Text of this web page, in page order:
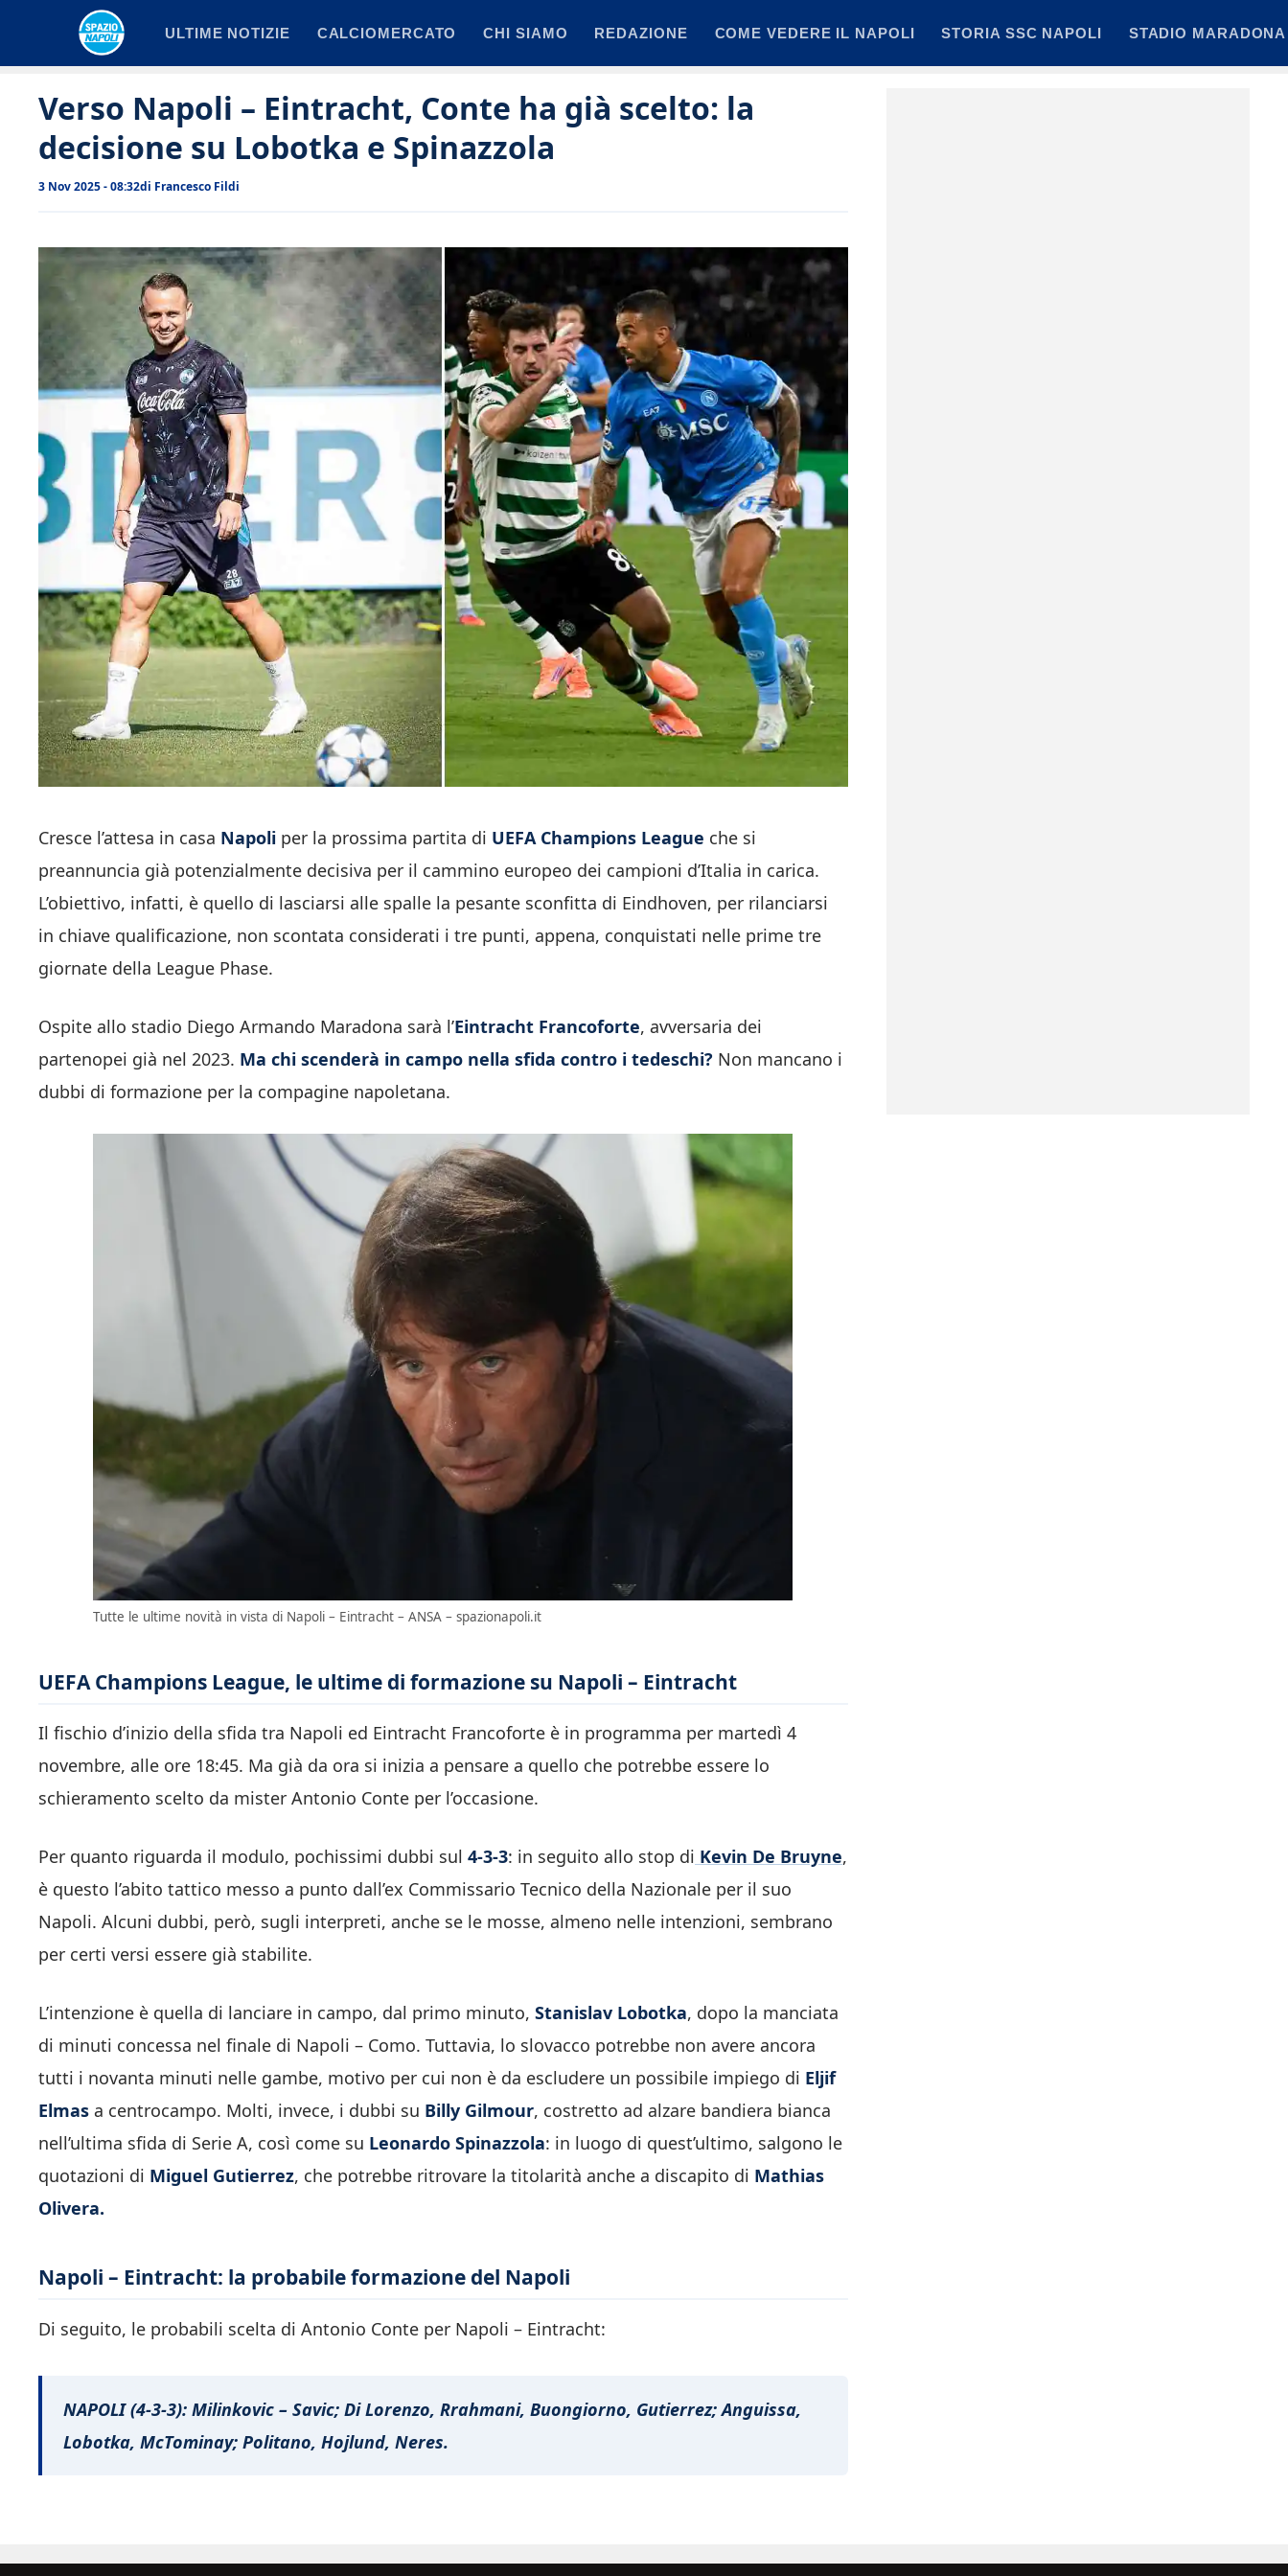
ULTIME NOTIZIE CALCIOMERCATO CHI SIAMO REDAZIONE COME VEDERE IL NAPOLI STORIA SSC NAPOLI STADIO MARADONA
Verso Napoli – Eintracht, Conte ha già scelto: la
decisione su Lobotka e Spinazzola
3 Nov 2025 - 08:32di Francesco Fildi
Cresce l’attesa in casa Napoli per la prossima partita di UEFA Champions League che si
preannuncia già potenzialmente decisiva per il cammino europeo dei campioni d’Italia in carica.
L’obiettivo, infatti, è quello di lasciarsi alle spalle la pesante sconfitta di Eindhoven, per rilanciarsi
in chiave qualificazione, non scontata considerati i tre punti, appena, conquistati nelle prime tre
giornate della League Phase.
Ospite allo stadio Diego Armando Maradona sarà l’Eintracht Francoforte, avversaria dei
partenopei già nel 2023. Ma chi scenderà in campo nella sfida contro i tedeschi? Non mancano i
dubbi di formazione per la compagine napoletana.
Tutte le ultime novità in vista di Napoli – Eintracht – ANSA – spazionapoli.it
UEFA Champions League, le ultime di formazione su Napoli – Eintracht
Il fischio d’inizio della sfida tra Napoli ed Eintracht Francoforte è in programma per martedì 4
novembre, alle ore 18:45. Ma già da ora si inizia a pensare a quello che potrebbe essere lo
schieramento scelto da mister Antonio Conte per l’occasione.
Per quanto riguarda il modulo, pochissimi dubbi sul 4-3-3: in seguito allo stop di Kevin De Bruyne,
è questo l’abito tattico messo a punto dall’ex Commissario Tecnico della Nazionale per il suo
Napoli. Alcuni dubbi, però, sugli interpreti, anche se le mosse, almeno nelle intenzioni, sembrano
per certi versi essere già stabilite.
L’intenzione è quella di lanciare in campo, dal primo minuto, Stanislav Lobotka, dopo la manciata
di minuti concessa nel finale di Napoli – Como. Tuttavia, lo slovacco potrebbe non avere ancora
tutti i novanta minuti nelle gambe, motivo per cui non è da escludere un possibile impiego di Eljif
Elmas a centrocampo. Molti, invece, i dubbi su Billy Gilmour, costretto ad alzare bandiera bianca
nell’ultima sfida di Serie A, così come su Leonardo Spinazzola: in luogo di quest’ultimo, salgono le
quotazioni di Miguel Gutierrez, che potrebbe ritrovare la titolarità anche a discapito di Mathias
Olivera.
Napoli – Eintracht: la probabile formazione del Napoli
Di seguito, le probabili scelta di Antonio Conte per Napoli – Eintracht:
NAPOLI (4-3-3): Milinkovic – Savic; Di Lorenzo, Rrahmani, Buongiorno, Gutierrez; Anguissa,
Lobotka, McTominay; Politano, Hojlund, Neres.